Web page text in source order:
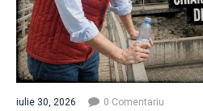
iulie 30, 2026 0 Comentariu